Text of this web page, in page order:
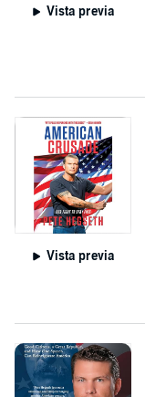
Vista previa
Vista previa